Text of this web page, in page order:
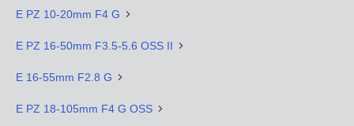
E PZ 10-20mm F4 G
E PZ 16-50mm F3.5-5.6 OSS II
E 16-55mm F2.8 G
E PZ 18-105mm F4 G OSS